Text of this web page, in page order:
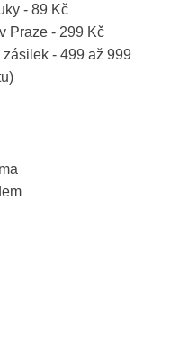
- 89 Kč
Praze - 299 Kč
- 499 až 999